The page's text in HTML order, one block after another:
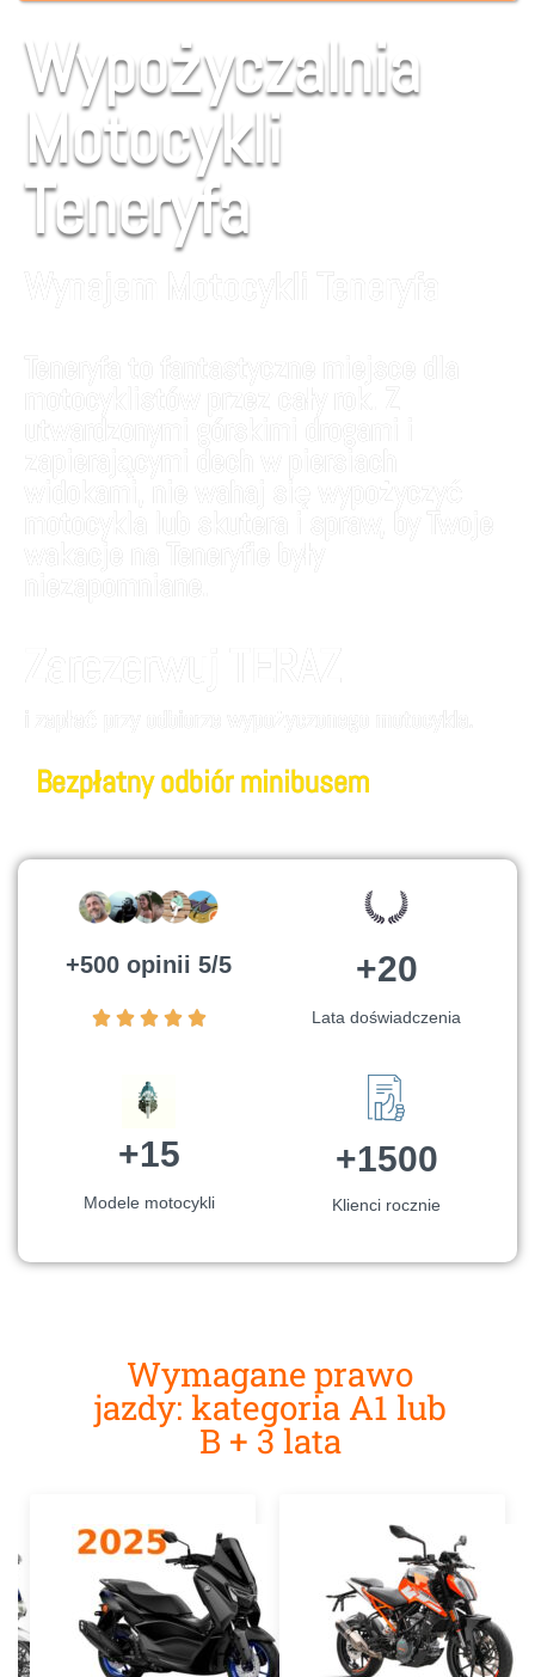
Wypożyczalnia
Motocykli
Teneryfa
Bezpłatny odbiór minibusem
+500 opinii 5/5 +20
Lata doświadczenia
+15
Modele motocykli
+1500
Klienci rocznie
Wymagane prawo
jazdy: kategoria A1 lub
B + 3 lata